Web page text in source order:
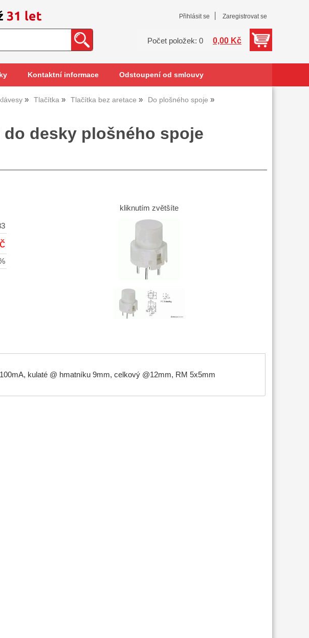
Přihlásit se Zaregistrovat se
Počet položek: 0 0,00 Kč
Kontaktní informace Odstoupení od smlouvy
Tlačítka Tlačítka bez aretace Do plošného spoje
desky plošného spoje
kliknutím zvětšíte
kulaté @ hmatníku 9mm, celkový @12mm, RM 5x5mm